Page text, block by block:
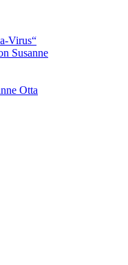
Virus“
Susanne
Otta